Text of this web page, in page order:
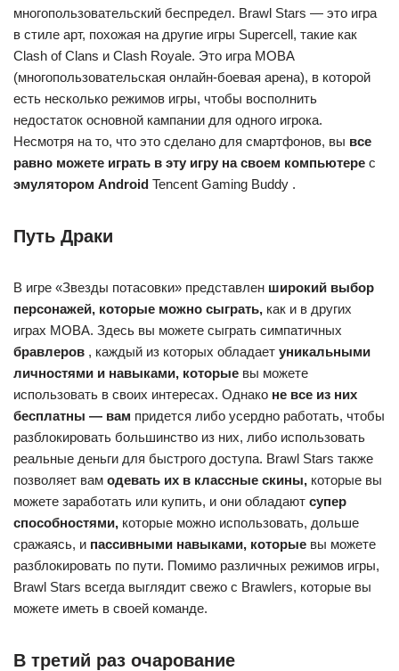
многопользовательский беспредел. Brawl Stars — это игра
в стиле арт, похожая на другие игры Supercell, такие как
Clash of Clans и Clash Royale. Это игра MOBA
(многопользовательская онлайн-боевая арена), в которой
есть несколько режимов игры, чтобы восполнить
недостаток основной кампании для одного игрока.
Несмотря на то, что это сделано для смартфонов, вы все
равно можете играть в эту игру на своем компьютере с
эмулятором Android Tencent Gaming Buddy .
Путь Драки
В игре «Звезды потасовки» представлен широкий выбор
персонажей, которые можно сыграть, как и в других
играх MOBA. Здесь вы можете сыграть симпатичных
бравлеров , каждый из которых обладает уникальными
личностями и навыками, которые вы можете
использовать в своих интересах. Однако не все из них
бесплатны — вам придется либо усердно работать, чтобы
разблокировать большинство из них, либо использовать
реальные деньги для быстрого доступа. Brawl Stars также
позволяет вам одевать их в классные скины, которые вы
можете заработать или купить, и они обладают супер
способностями, которые можно использовать, дольше
сражаясь, и пассивными навыками, которые вы можете
разблокировать по пути. Помимо различных режимов игры,
Brawl Stars всегда выглядит свежо с Brawlers, которые вы
можете иметь в своей команде.
В третий раз очарование